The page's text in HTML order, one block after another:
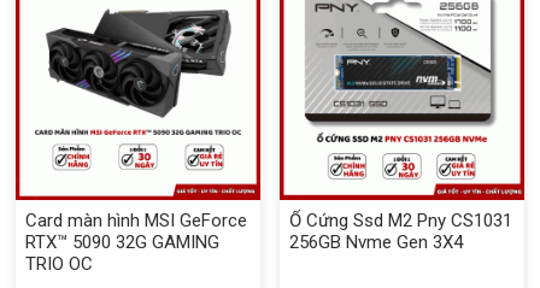
Card màn hình MSI GeForce
RTX™ 5090 32G GAMING
TRIO OC
Ổ Cứng Ssd M2 Pny CS1031
256GB Nvme Gen 3X4